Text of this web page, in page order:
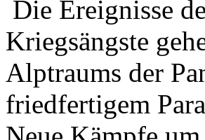
Die Ereignisse
Kriegsängste
Alptraums der
friedfertigem